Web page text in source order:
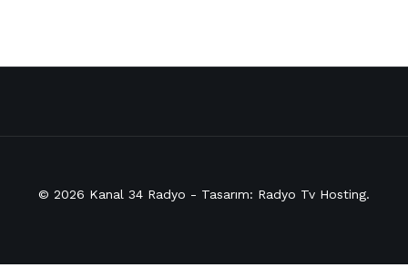
© 2026 Kanal 34 Radyo - Tasarım: Radyo Tv Hosting.